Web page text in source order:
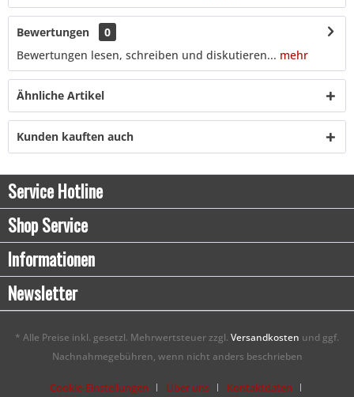
Bewertungen
0
Bewertungen lesen, schreiben und diskutieren... mehr
Ähnliche Artikel
Kunden kauften auch
Service Hotline
Shop Service
Informationen
Newsletter
* Alle Preise inkl. gesetzl. Mehrwertsteuer zzgl. Versandkosten und ggf.
Nachnahmegebühren, wenn nicht anders beschrieben
Cookie-Einstellungen Über uns Kontaktdaten